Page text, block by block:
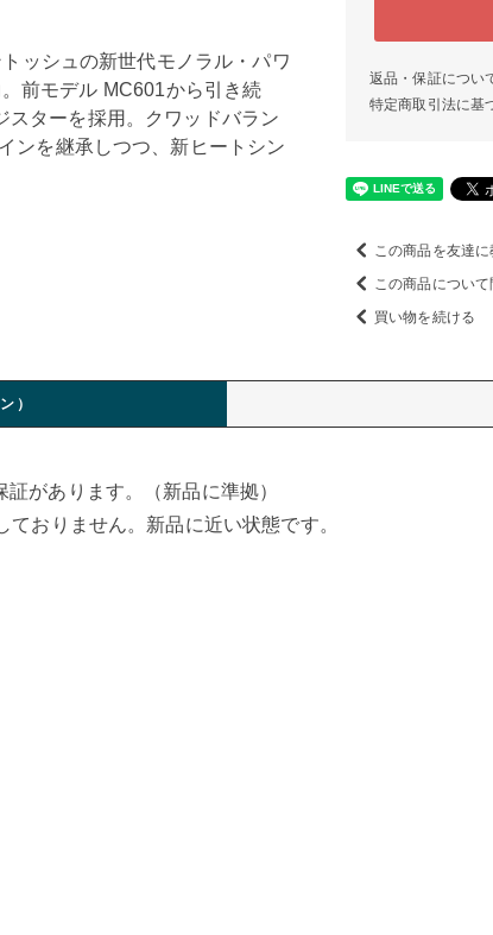
ッシュの新世代モノラル・パワ
前モデル MC601から引き続
スターを採用。クワッドバラン
ンを継承しつつ、新ヒートシン
返品・保証につい
特定商取引法に基
この商品を友達
この商品につい
買い物を続ける
）
があります。（新品に準拠）
おりません。新品に近い状態です。